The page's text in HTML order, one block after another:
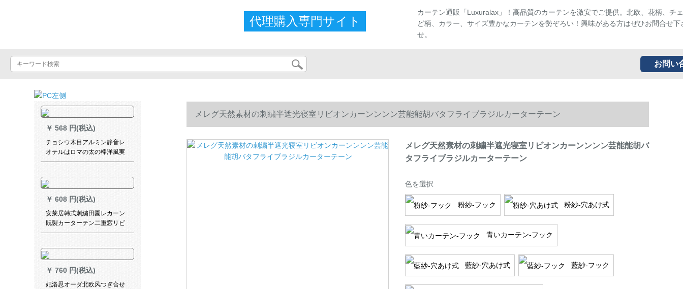
代理購入専門サイト
カーテン通販「Luxuralax」！高品質のカーテンを激安でご提供。北欧、花柄、チ
ど柄、カラー、サイズ豊かなカーテンを勢ぞろい！興味がある方はぜひお問合せ下
せ。
お問い
￥ 568 円(税込)
チョシウ木目アルミン静音レ
オテルはロマの太の棒洋風実
木柚木色-ダブルポルは何メト
￥ 608 円(税込)
安莱居韩式刺繍田園レカーン
既製カーターテン二重窓リビ
ソン系無の完全遮光布紫布刺
￥ 760 円(税込)
妃洛思オーダ北欧风つぎ合せ
メレグ天然素材の刺繍半遮光寝室リビオンカーンンンン芸能能胡バタフライブラジルカーターテーン
メレグ天然素材の刺繍半遮光寝室リビオンカーンンンン芸能能胡バ
タフライブラジルカーターテーン
色を選択
粉紗-フック 粉紗-穴あけ式
青いカーテン-フック
藍紗-穴あけ式 藍紗-フック